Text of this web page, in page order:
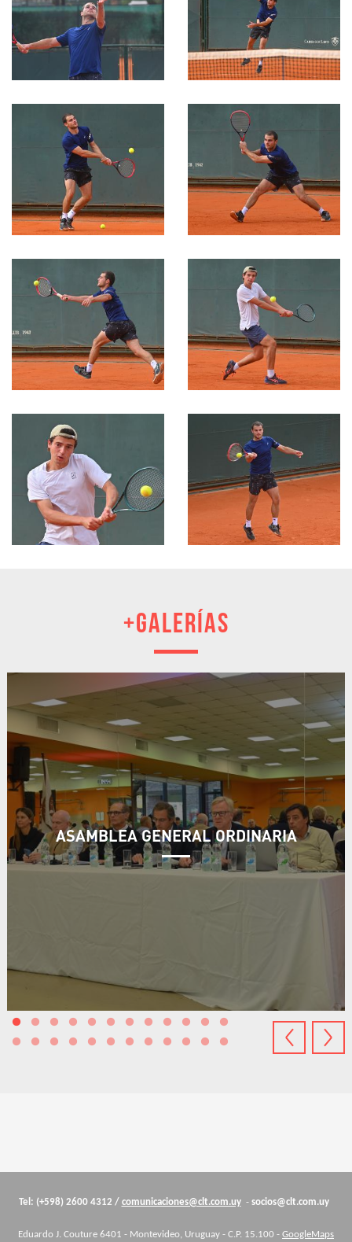
+GALERÍAS
ASAMBLEA GENERAL ORDINARIA
Cuerpo
Tel: (+598) 2600 4312 / comunicaciones@clt.com.uy- socios@clt.com.uy
Eduardo J. Couture 6401 - Montevideo, Uruguay - C.P. 15.100 - GoogleMaps